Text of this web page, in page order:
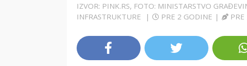
IZVOR: PINK.RS, FOTO: MINISTARSTVO
INFRASTRUKTURE
| PRE 2 GODINE |